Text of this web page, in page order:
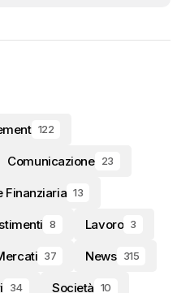
122
Comunicazione 23
Finanziaria 13
8 Lavoro 3
37 News 315
34 Società 10